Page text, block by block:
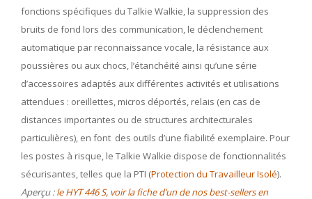
fonctions spécifiques du Talkie Walkie, la suppression des
bruits de fond lors des communication, le déclenchement
automatique par reconnaissance vocale, la résistance aux
poussières ou aux chocs, l’étanchéité ainsi qu’une série
d’accessoires adaptés aux différentes activités et utilisations
attendues : oreillettes, micros déportés, relais (en cas de
distances importantes ou de structures architecturales
particulières), en font des outils d’une fiabilité exemplaire. Pour
les postes à risque, le Talkie Walkie dispose de fonctionnalités
sécurisantes, telles que la PTI (Protection du Travailleur Isolé).
Aperçu :le HYT 446 S, voir la fiche d’un de nos best-sellers en